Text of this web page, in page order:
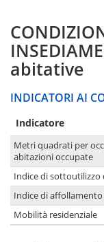
abitative
INDICATORI AI
Indicatore
Metri quadrati per
abitazioni occupate
Indice di sottoutilizzo
Indice di
Mobilità residenziale